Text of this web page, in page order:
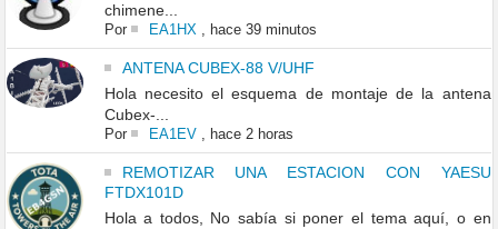
chimene...
Por EA1HX, hace 39 minutos
ANTENA CUBEX-88 V/UHF
Hola necesito el esquema de montaje de la antena
Cubex-...
Por EA1EV, hace 2 horas
REMOTIZAR UNA ESTACION CON YAESU
FTDX101D
Hola a todos, No sabía si poner el tema aquí, o en